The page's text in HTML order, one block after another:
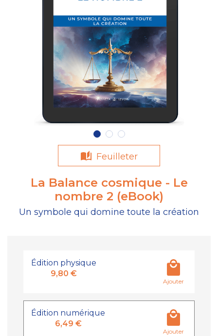
Feuilleter
La Balance cosmique - Le
nombre 2 (eBook)
Un symbole qui domine toute la création
Édition physique
9,80 €
Ajouter
Édition numérique
6,49 €
Ajouter